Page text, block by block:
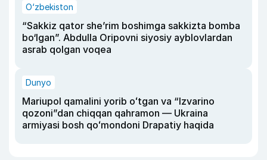
O‘zbekiston
“Sakkiz qator she’rim boshimga sakkizta bomba
bo‘lgan”. Abdulla Oripovni siyosiy ayblovlardan
asrab qolgan voqea
Dunyo
Mariupol qamalini yorib oʻtgan va “Izvarino
qozoni”dan chiqqan qahramon — Ukraina
armiyasi bosh qoʻmondoni Drapatiy haqida